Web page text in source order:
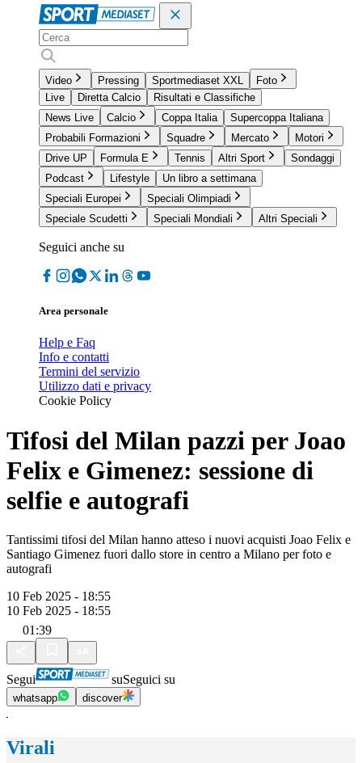
Video Pressing Sportmediaset XXL
Foto
Live
Diretta Calcio
Risultati e Classifiche
News Live
Calcio Coppa Italia
Supercoppa Italiana
Probabili Formazioni
Squadre Mercato
Motori
Drive UP
Formula E Tennis Altri Sport
Sondaggi
Podcast
Lifestyle
Un libro a settimana
Speciali Europei
Speciali Olimpiadi
Speciale Scudetti
Speciali Mondiali Altri Speciali
Seguici anche su
Area personale
Help e Faq
Info e contatti
Termini del servizio
Utilizzo dati e privacy
Cookie Policy
Tifosi del Milan pazzi per Joao
Felix e Gimenez: sessione di
selfie e autografi
Tantissimi tifosi del Milan hanno atteso i nuovi acquisti Joao Felix e
Santiago Gimenez fuori dallo store in centro a Milano per foto e
autografi
10 Feb 2025 - 18:55
10 Feb 2025 - 18:55
01:39
Segui suSeguici su
whatsapp discover
Virali